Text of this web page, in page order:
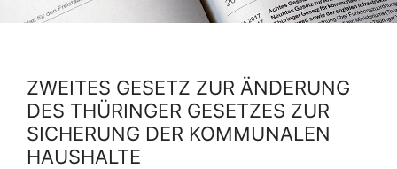
ZWEITES GESETZ ZUR ÄNDERUNG
DES THÜRINGER GESETZES ZUR
SICHERUNG DER KOMMUNALEN
HAUSHALTE